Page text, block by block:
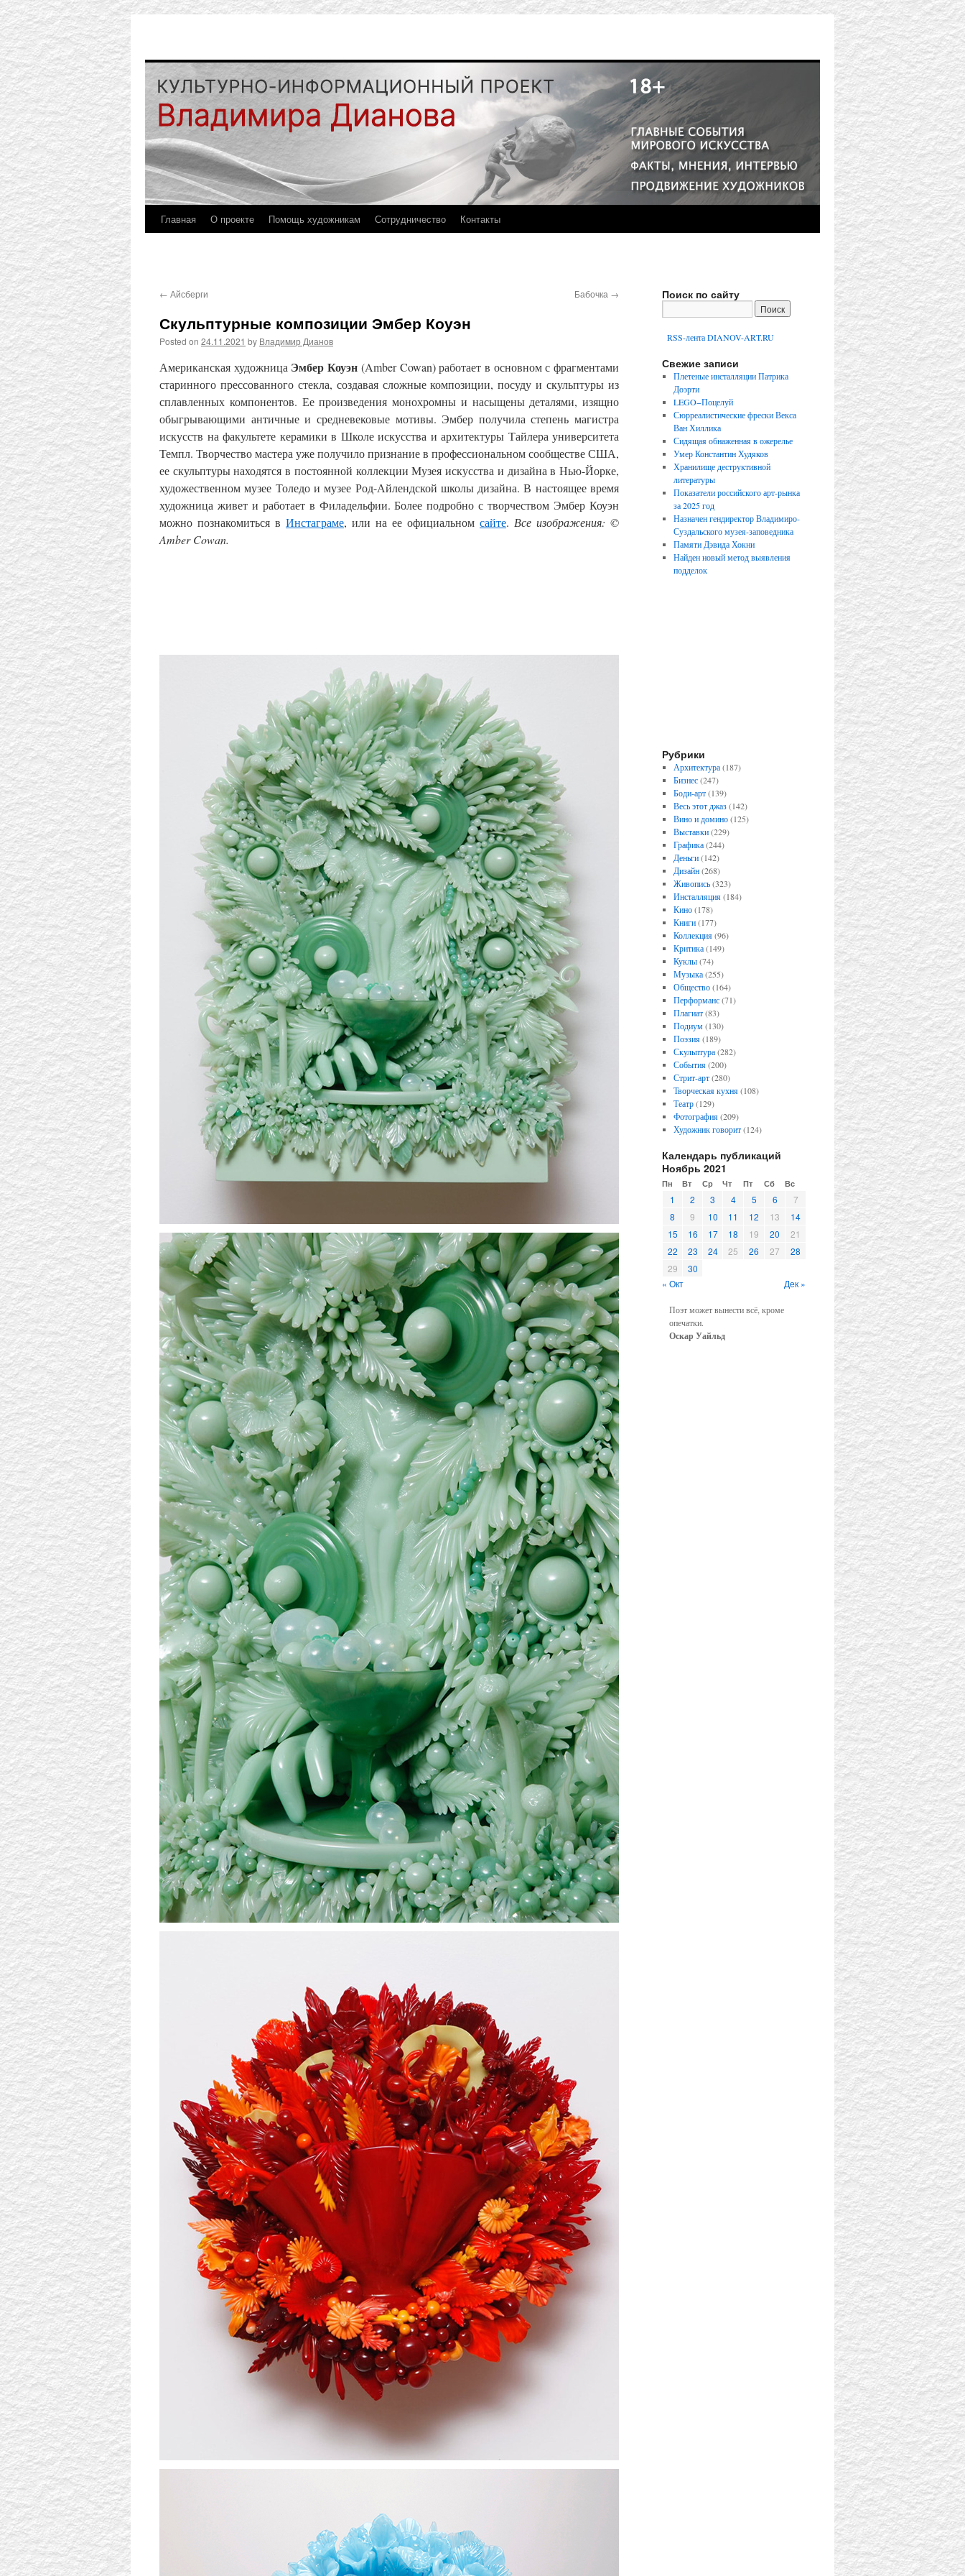
Главная О проекте Помощь художникам Сотрудничество Контакты
← Айсберги Бабочка →
Скульптурные композиции Эмбер Коуэн
Posted on 24.11.2021 by Владимир Дианов
Американская художница Эмбер Коуэн (Amber Cowan) работает в основном с фрагментами
старинного прессованного стекла, создавая сложные композиции, посуду и скульптуры из
сплавленных компонентов. Ее произведения монохромны и насыщены деталями, изящно
обыгрывающими античные и средневековые мотивы. Эмбер получила степень магистра
искусств на факультете керамики в Школе искусства и архитектуры Тайлера университета
Темпл. Творчество мастера уже получило признание в профессиональном сообществе США,
ее скульптуры находятся в постоянной коллекции Музея искусства и дизайна в Нью-Йорке,
художественном музее Толедо и музее Род-Айлендской школы дизайна. В настоящее время
художница живет и работает в Филадельфии. Более подробно с творчеством Эмбер Коуэн
можно познакомиться в Инстаграме, или на ее официальном сайте. Все изображения: ©
Amber Cowan.
Поиск по сайту
RSS-лента DIANOV-ART.RU
Свежие записи
Плетеные инсталляции Патрика
Доэрти
LEGO−Поцелуй
Сюрреалистические фрески Векса
Ван Хиллика
Сидящая обнаженная в ожерелье
Умер Константин Худяков
Хранилище деструктивной
литературы
Показатели российского арт-рынка
за 2025 год
Назначен гендиректор Владимиро-
Суздальского музея-заповедника
Памяти Дэвида Хокни
Найден новый метод выявления
подделок
Рубрики
Архитектура(187)
Бизнес(247)
Боди-арт(139)
Весь этот джаз(142)
Вино и домино(125)
Выставки(229)
Графика(244)
Деньги(142)
Дизайн(268)
Живопись(323)
Инсталляция(184)
Кино(178)
Книги(177)
Коллекция(96)
Критика(149)
Куклы(74)
Музыка(255)
Общество(164)
Перформанс(71)
Плагиат(83)
Подиум(130)
Поэзия(189)
Скульптура(282)
События(200)
Стрит-арт(280)
Творческая кухня(108)
Театр(129)
Фотография(209)
Художник говорит(124)
Календарь публикаций
Ноябрь 2021
Пн Вт Ср Чт Пт Сб Вс
« Окт Дек »
1 2 3 4 5 6
7
8
9 10 11 12 13
14
15
16 17 18 19 20
21
22
23 24 25 26 27
28
29
30
Поэт может вынести всё, кроме
опечатки.
Оскар Уайльд